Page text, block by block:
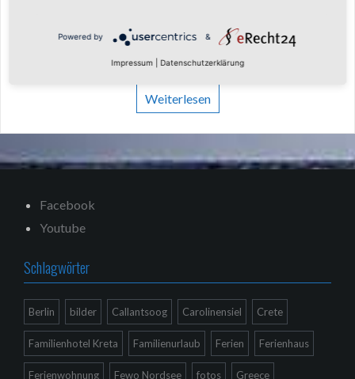
Benalmaldena. Es ist enorm viel gebaut worden. Waren vor
14 Jahren noch einzelne Ortschaften
Weiterlesen
Facebook
Youtube
Schlagwörter
Berlin bilder Callantsoog Carolinensiel Crete
Familienhotel Kreta Familienurlaub Ferien Ferienhaus
Ferienwohnung Fewo Nordsee fotos Greece
Powered by &
Impressum Datenschutzerklärung